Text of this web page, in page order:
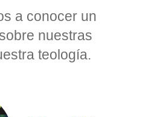
a conocer un
nuestras
teología.